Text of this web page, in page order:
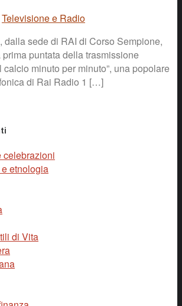
Televisione e Radio
dalla sede di RAI di Corso Sempione,
puntata della trasmissione
calcio minuto per minuto”, una popolare
di Rai Radio 1 […]
celebrazioni
etnologia
di Vita